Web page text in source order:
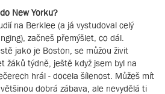
New Yorku?
na Berklee (a já vystudoval celý
začneš přemýšlet, co dál.
jako je Boston, se můžou živit
žáků týdně, ještě když jsem byl na
hrál - docela šílenost. Můžeš mít
dobrá zábava, ale nevydělá ti